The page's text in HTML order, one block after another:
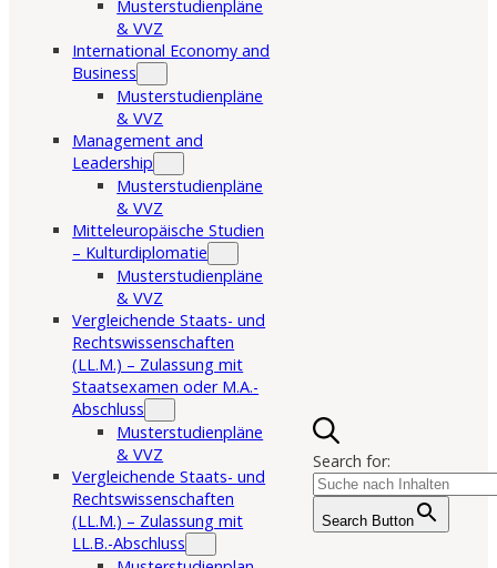
Musterstudienpläne
& VVZ
International Economy and
Business
Musterstudienpläne
& VVZ
Management and
Leadership
Musterstudienpläne
& VVZ
Mitteleuropäische Studien
– Kulturdiplomatie
Musterstudienpläne
& VVZ
Vergleichende Staats- und
Rechtswissenschaften
(LL.M.) – Zulassung mit
Staatsexamen oder M.A.-
Abschluss
Musterstudienpläne
& VVZ
Vergleichende Staats- und
Rechtswissenschaften
(LL.M.) – Zulassung mit
LL.B.-Abschluss
Search for:
Search Button